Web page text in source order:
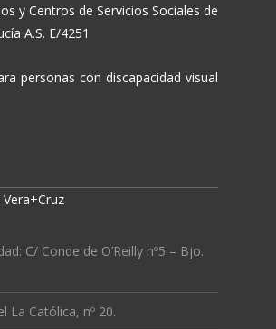
y Centros de Servicios Sociales de
A.S. E/4251
personas con discapacidad visual
C/ Conde de O’Reilly nº5 – Bjo.
La Católica, nº 20.